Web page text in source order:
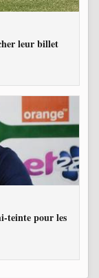
leur billet
teinte pour les